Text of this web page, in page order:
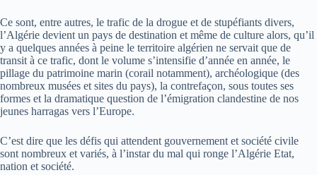
Ce sont, entre autres, le trafic de la drogue et de stupéfiants divers,
l’Algérie devient un pays de destination et même de culture alors, qu’il
y a quelques années à peine le territoire algérien ne servait que de
transit à ce trafic, dont le volume s’intensifie d’année en année, le
pillage du patrimoine marin (corail notamment), archéologique (des
nombreux musées et sites du pays), la contrefaçon, sous toutes ses
formes et la dramatique question de l’émigration clandestine de nos
jeunes harragas vers l’Europe.
C’est dire que les défis qui attendent gouvernement et société civile
sont nombreux et variés, à l’instar du mal qui ronge l’Algérie Etat,
nation et société.